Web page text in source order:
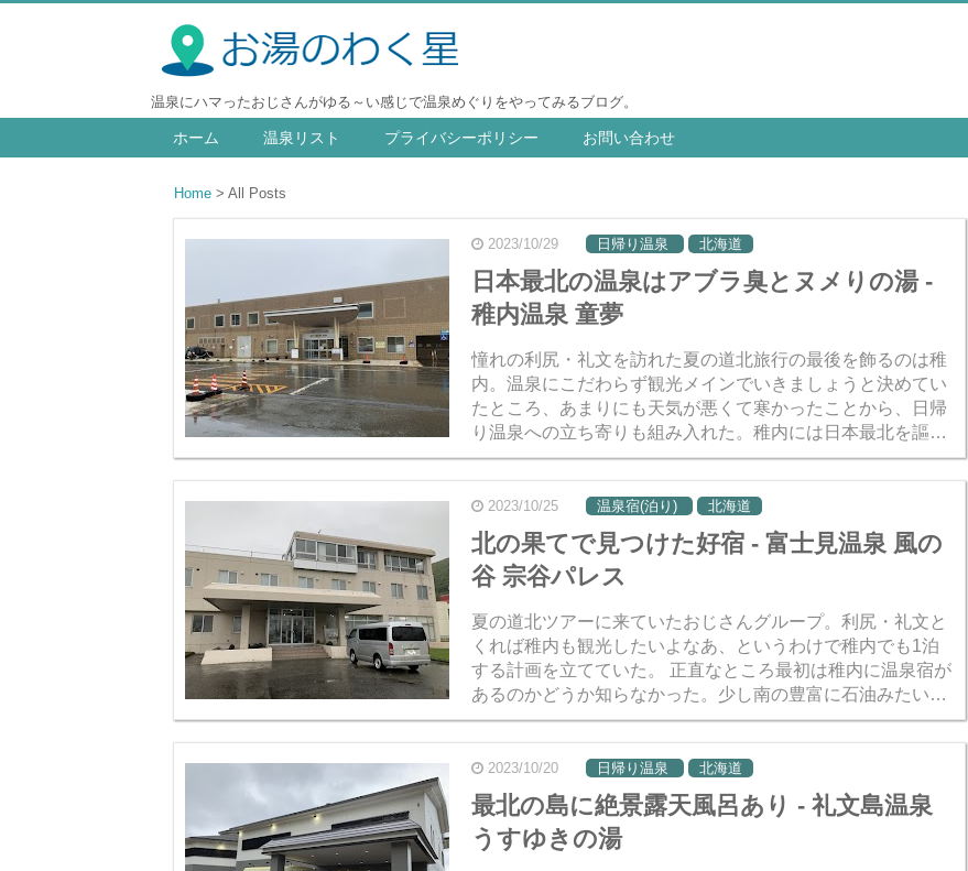
温泉にハマったおじさんがゆる～い感じで温泉めぐりをやってみるブログ。
ホーム 温泉リスト プライバシーポリシー お問い合わせ
Home All Posts
2023/10/29 日帰り温泉 北海道
日本最北の温泉はアブラ臭とヌメりの湯 -
稚内温泉 童夢
憧れの利尻・礼文を訪れた夏の道北旅行の最後を飾るのは稚
内。温泉にこだわらず観光メインでいきましょうと決めてい
たところ、あまりにも天気が悪くて寒かったことから、日帰
り温泉への立ち寄りも組み入れた。稚内には日本最北を謳う
稚内温泉「童夢」がある。ノシャップ岬に近い方だ。 本記事
は童夢の...
2023/10/25 温泉宿(泊り) 北海道
北の果てで見つけた好宿 - 富士見温泉 風の
谷 宗谷パレス
夏の道北ツアーに来ていたおじさんグループ。利尻・礼文と
くれば稚内も観光したいよなあ、というわけで稚内でも1泊
する計画を立てていた。 正直なところ最初は稚内に温泉宿が
あるのかどうか知らなかった。少し南の豊富に石油みたいな
温泉があるのは知ってたけど、移動に時間をかける余裕はな
く、その...
2023/10/20 日帰り温泉 北海道
最北の島に絶景露天風呂あり - 礼文島温泉
うすゆきの湯